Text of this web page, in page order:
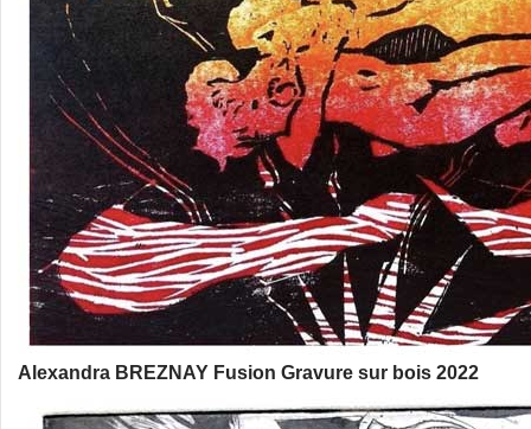
Alexandra BREZNAY Fusion Gravure sur bois 2022